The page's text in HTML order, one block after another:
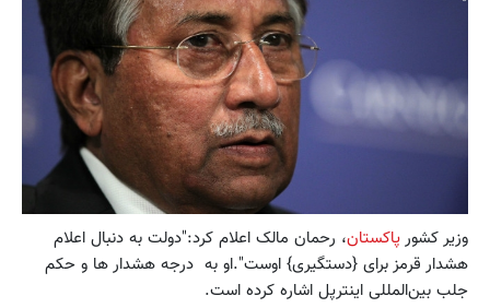
وزیر کشور پاکستان، رحمان مالک اعلام کرد:"دولت به دنبال اعلام
هشدار قرمز برای {دستگیری} اوست".او به درجه هشدار ها و حکم
جلب بین‌المللی اینترپل اشاره کرده است.